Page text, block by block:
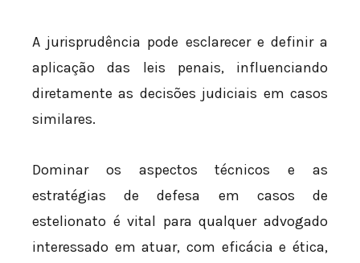
A jurisprudência pode esclarecer e definir a
aplicação das leis penais, influenciando
diretamente as decisões judiciais em casos
similares.
Dominar os aspectos técnicos e as
estratégias de defesa em casos de
estelionato é vital para qualquer advogado
interessado em atuar, com eficácia e ética,